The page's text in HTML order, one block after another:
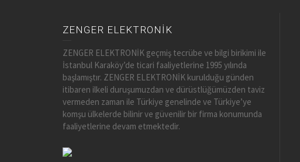
ZENGER ELEKTRONİK
ZENGER ELEKTRONİK geçmiş tecrübe ve bilgi birikimi ile
İstanbul Karaköy’de ticari faaliyetlerine 1995 yılında
başlamıştır. ZENGER ELEKTRONİK kurulduğu günden
itibaren ilkeli duruşumuzdan ve dürüstlüğümüzden taviz
vermeden zaman ile Türkiye genelinde ve Türkiye’ye
komşu ülkelerde bilinir ve güvenilir bir firma konumunda
faaliyetlerine devam etmektedir.